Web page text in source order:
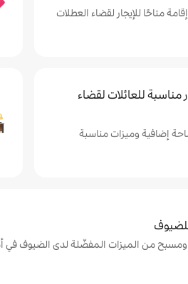
مكان إقامة متاحًا للإيجار لقضاء العطلات
مناسبة للعائلات لقضاء
إضافية وميزات مناسبة
من الميزات المفضّلة لدى الضيوف في